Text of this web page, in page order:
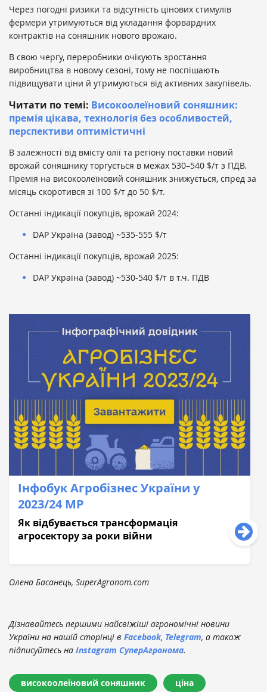
Через погодні ризики та відсутність цінових стимулів
фермери утримуються від укладання форвардних
контрактів на соняшник нового врожаю.
В свою чергу, переробники очікують зростання
виробництва в новому сезоні, тому не поспішають
підвищувати ціни й утримуються від активних закупівель.
Читати по темі: Високоолеїновий соняшник:
премія цікава, технологія без особливостей,
перспективи оптимістичні
В залежності від вмісту олії та регіону поставки новий
врожай соняшнику торгується в межах 530–540 $/т з ПДВ.
Премія на високоолеїновий соняшник знижується, спред за
місяць скоротився зі 100 $/т до 50 $/т.
Останні індикації покупців, врожай 2024:
DAP Україна (завод) ~535-555 $/т
Останні індикації покупців, врожай 2025:
DAP Україна (завод) ~530-540 $/т в т.ч. ПДВ
Інфобук Агробізнес України у
2023/24 МР
Як відбувається трансформація
агросектору за роки війни
Олена Басанець, SuperAgronom.com
Дізнавайтесь першими найсвіжіші агрономічні новини
України на нашій сторінці в Facebook, Telegram, а також
підписуйтесь на Instagram СуперАгронома.
високоолеїновий соняшник ціна